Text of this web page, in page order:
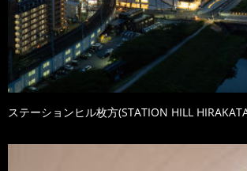
ステーションヒル枚方(STATION HILL